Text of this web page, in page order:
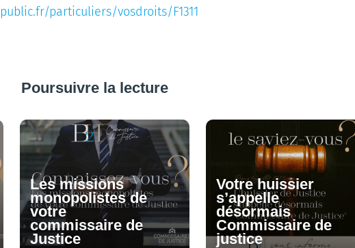
particuliers/vosdroits/F1311
Poursuivre la lecture
Les missions
monopolistes de
votre
commissaire de
Justice
Votre huissier
s’appelle
désormais
Commissaire de
justice